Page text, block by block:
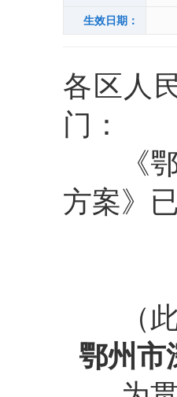
生效日期：
各区人
门：
《鄂
方案》
（此
鄂州市